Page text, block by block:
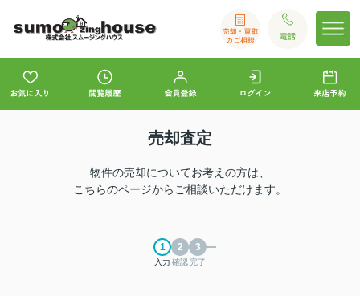
売却査定
物件の売却についてお考えの方は、
こちらのページからご相談いただけます。
入力 確認完了